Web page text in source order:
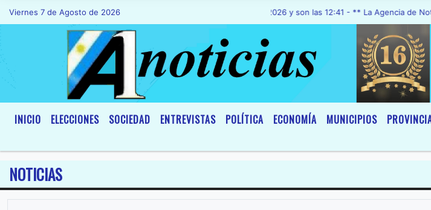
Viernes 7 de Agosto de 2026Hoy es Viernes 7 de Agosto de 2026 y son las 12:41 - ** La Agencia de Noticias “A1
INICIO ELECCIONES SOCIEDAD ENTREVISTAS POLÍTICA ECONOMÍA MUNICIPIOS
NOTICIAS